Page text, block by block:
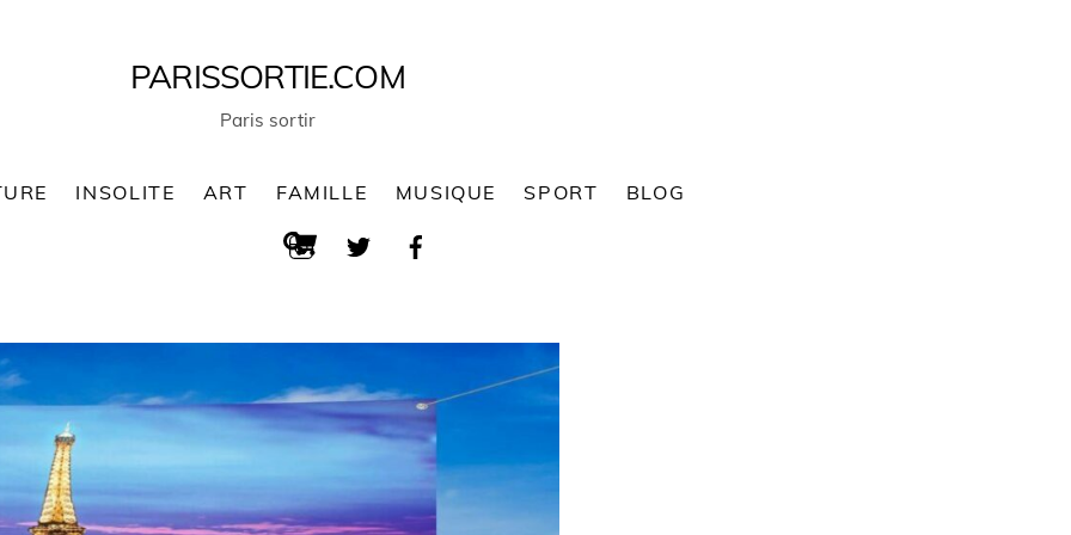
PARISSORTIE.COM
Paris sortir
Cart
Search
INSOLITE ART FAMILLE MUSIQUE SPORT BLOG